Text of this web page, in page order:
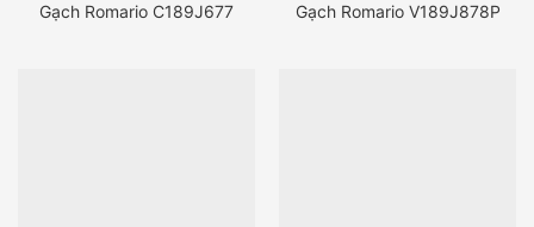
Gạch Romario C189J677 Gạch Romario V189J878P